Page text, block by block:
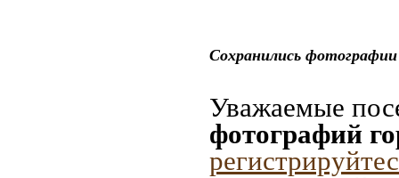
Сохранились
Уважаемые
фотографий